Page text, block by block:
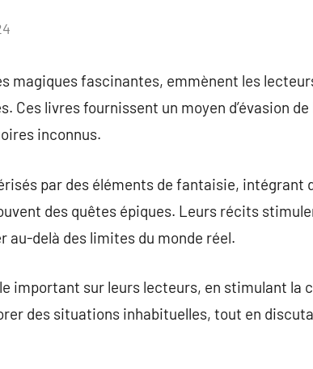
magiques fascinantes, emmènent les
Ces livres fournissent un moyen d’évasion
inconnus.
par des éléments de fantaisie, intégrant
des quêtes épiques. Leurs récits
au-delà des limites du monde réel.
important sur leurs lecteurs, en stimulant la
des situations inhabituelles, tout en